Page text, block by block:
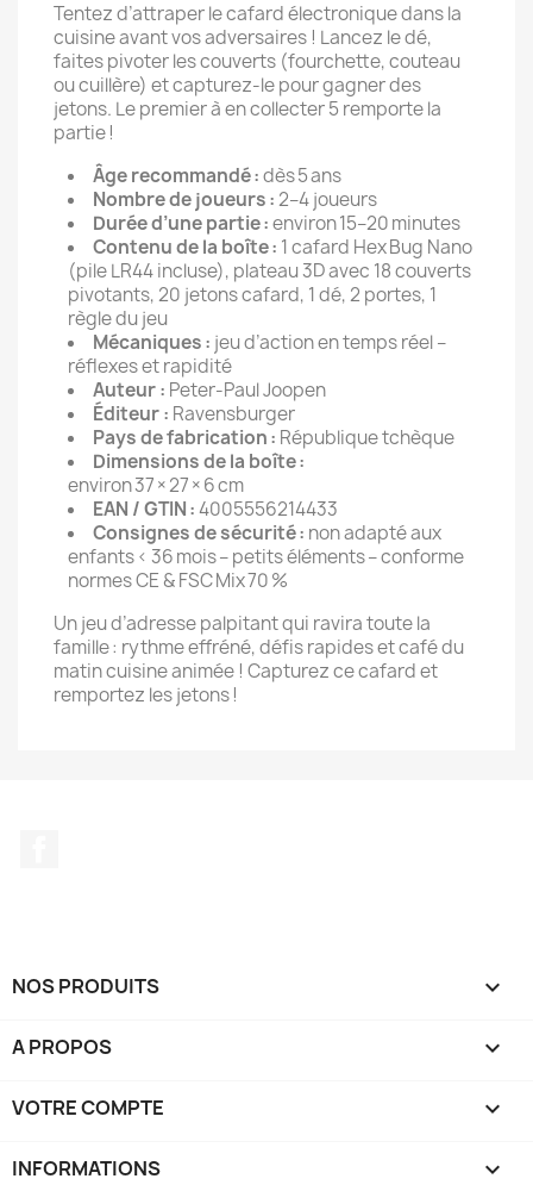
Tentez d’attraper le cafard électronique dans la
cuisine avant vos adversaires ! Lancez le dé,
faites pivoter les couverts (fourchette, couteau
ou cuillère) et capturez‑le pour gagner des
jetons. Le premier à en collecter 5 remporte la
partie !
Âge recommandé :dès 5 ans
Nombre de joueurs :2–4 joueurs
Durée d’une partie :environ 15–20 minutes
Contenu de la boîte : 1 cafard Hex Bug Nano
(pile LR44 incluse), plateau 3D avec 18 couverts
pivotants, 20 jetons cafard, 1 dé, 2 portes, 1
règle du jeu
Mécaniques : jeu d’action en temps réel –
réflexes et rapidité
Auteur : Peter‑Paul Joopen
Éditeur : Ravensburger
Pays de fabrication : République tchèque
Dimensions de la boîte :
environ 37 × 27 × 6 cm
EAN / GTIN :4005556214433
Consignes de sécurité : non adapté aux
enfants < 36 mois – petits éléments – conforme
normes CE & FSC Mix 70 %
Un jeu d’adresse palpitant qui ravira toute la
famille : rythme effréné, défis rapides et café du
matin cuisine animée ! Capturez ce cafard et
remportez les jetons !
NOS PRODUITS 
A PROPOS 
VOTRE COMPTE 
INFORMATIONS keyboard_arrow_down